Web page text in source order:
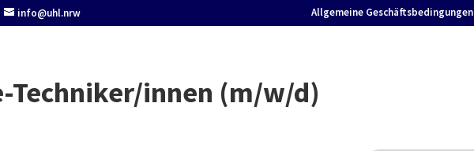
info@uhl.nrw Allgemeine Geschäftsbedingungen
Techniker/innen (m/w/d)